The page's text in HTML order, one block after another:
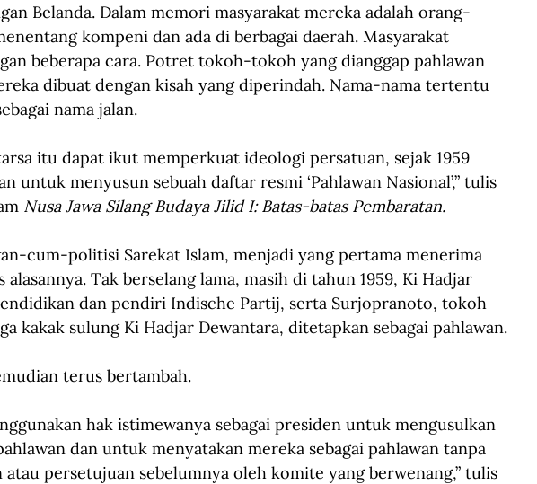
Belanda. Dalam memori masyarakat mereka adalah orang-
kompeni dan ada di berbagai daerah. Masyarakat
beberapa cara. Potret tokoh-tokoh yang dianggap pahlawan
dibuat dengan kisah yang diperindah. Nama-nama tertentu
nama jalan.
itu dapat ikut memperkuat ideologi persatuan, sejak 1959
untuk menyusun sebuah daftar resmi ‘Pahlawan Nasional’,” tulis
Nusa Jawa Silang Budaya Jilid I: Batas-batas Pembaratan.
cum-politisi Sarekat Islam, menjadi yang pertama menerima
alasannya. Tak berselang lama, masih di tahun 1959, Ki Hadjar
dan pendiri Indische Partij, serta Surjopranoto, tokoh
kakak sulung Ki Hadjar Dewantara, ditetapkan sebagai pahlawan.
terus bertambah.
hak istimewanya sebagai presiden untuk mengusulkan
dan untuk menyatakan mereka sebagai pahlawan tanpa
persetujuan sebelumnya oleh komite yang berwenang,” tulis